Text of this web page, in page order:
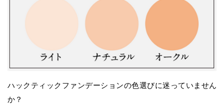
ハックティックファンデーションの色選びに迷っていません
か？